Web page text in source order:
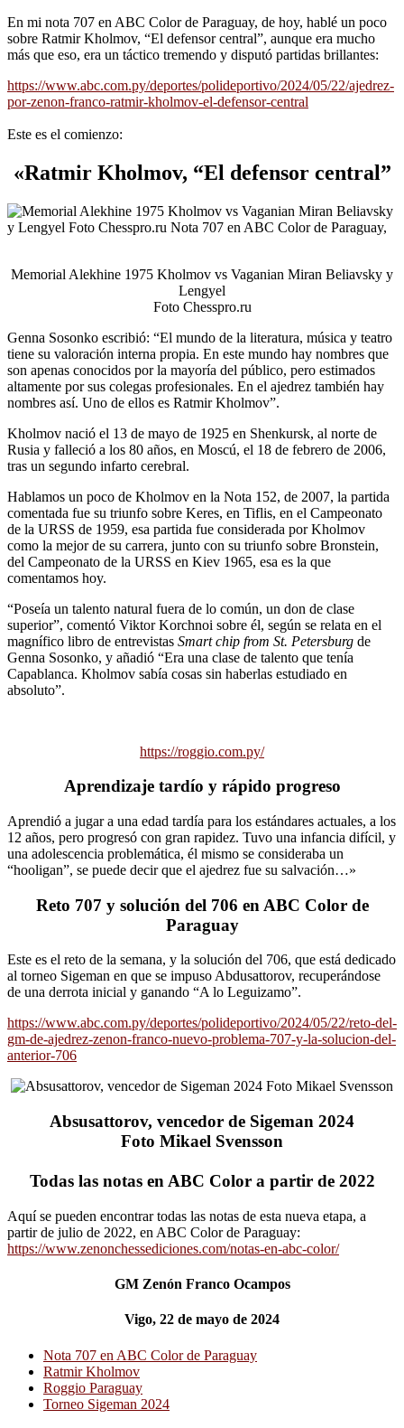
En mi nota 707 en ABC Color de Paraguay, de hoy, hablé un poco
sobre Ratmir Kholmov, “El defensor central”, aunque era mucho
más que eso, era un táctico tremendo y disputó partidas brillantes:
https://www.abc.com.py/deportes/polideportivo/2024/05/22/ajedrez-
por-zenon-franco-ratmir-kholmov-el-defensor-central
Este es el comienzo:
«Ratmir Kholmov, “El defensor central”
Memorial Alekhine 1975 Kholmov vs Vaganian Miran Beliavsky y
Lengyel
Foto Chesspro.ru
Genna Sosonko escribió: “El mundo de la literatura, música y teatro
tiene su valoración interna propia. En este mundo hay nombres que
son apenas conocidos por la mayoría del público, pero estimados
altamente por sus colegas profesionales. En el ajedrez también hay
nombres así. Uno de ellos es Ratmir Kholmov”.
Kholmov nació el 13 de mayo de 1925 en Shenkursk, al norte de
Rusia y falleció a los 80 años, en Moscú, el 18 de febrero de 2006,
tras un segundo infarto cerebral.
Hablamos un poco de Kholmov en la Nota 152, de 2007, la partida
comentada fue su triunfo sobre Keres, en Tiflis, en el Campeonato
de la URSS de 1959, esa partida fue considerada por Kholmov
como la mejor de su carrera, junto con su triunfo sobre Bronstein,
del Campeonato de la URSS en Kiev 1965, esa es la que
comentamos hoy.
“Poseía un talento natural fuera de lo común, un don de clase
superior”, comentó Viktor Korchnoi sobre él, según se relata en el
magnífico libro de entrevistas Smart chip from St. Petersburg de
Genna Sosonko, y añadió “Era una clase de talento que tenía
Capablanca. Kholmov sabía cosas sin haberlas estudiado en
absoluto”.
https://roggio.com.py/
Aprendizaje tardío y rápido progreso
Aprendió a jugar a una edad tardía para los estándares actuales, a los
12 años, pero progresó con gran rapidez. Tuvo una infancia difícil, y
una adolescencia problemática, él mismo se consideraba un
“hooligan”, se puede decir que el ajedrez fue su salvación…»
Reto 707 y solución del 706 en ABC Color de
Paraguay
Este es el reto de la semana, y la solución del 706, que está dedicado
al torneo Sigeman en que se impuso Abdusattorov, recuperándose
de una derrota inicial y ganando “A lo Leguizamo”.
https://www.abc.com.py/deportes/polideportivo/2024/05/22/reto-del-
gm-de-ajedrez-zenon-franco-nuevo-problema-707-y-la-solucion-del-
anterior-706
Absusattorov, vencedor de Sigeman 2024
Foto Mikael Svensson
Todas las notas en ABC Color a partir de 2022
Aquí se pueden encontrar todas las notas de esta nueva etapa, a
partir de julio de 2022, en ABC Color de Paraguay:
https://www.zenonchessediciones.com/notas-en-abc-color/
GM Zenón Franco Ocampos
Vigo, 22 de mayo de 2024
Nota 707 en ABC Color de Paraguay
Ratmir Kholmov
Roggio Paraguay
Torneo Sigeman 2024